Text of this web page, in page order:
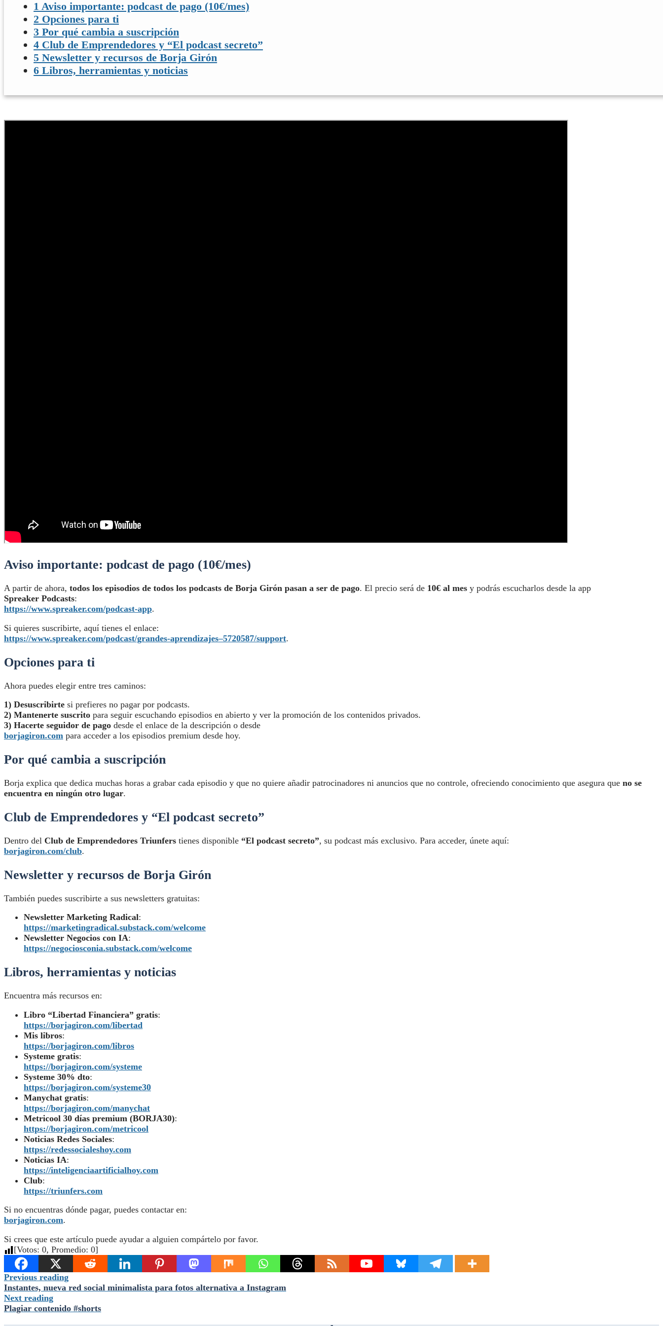
1 Aviso importante: podcast de pago (10€/mes)
2 Opciones para ti
3 Por qué cambia a suscripción
4 Club de Emprendedores y “El podcast secreto”
5 Newsletter y recursos de Borja Girón
6 Libros, herramientas y noticias
Aviso importante: podcast de pago (10€/mes)
A partir de ahora, todos los episodios de todos los podcasts de Borja Girón pasan a ser de pago. El precio será de 10€ al mes y podrás escucharlos desde la app
Spreaker Podcasts:
https://www.spreaker.com/podcast-app.
Si quieres suscribirte, aquí tienes el enlace:
https://www.spreaker.com/podcast/grandes-aprendizajes–5720587/support.
Opciones para ti
Ahora puedes elegir entre tres caminos:
1) Desuscribirte si prefieres no pagar por podcasts.
2) Mantenerte suscrito para seguir escuchando episodios en abierto y ver la promoción de los contenidos privados.
3) Hacerte seguidor de pago desde el enlace de la descripción o desde
borjagiron.com para acceder a los episodios premium desde hoy.
Por qué cambia a suscripción
Borja explica que dedica muchas horas a grabar cada episodio y que no quiere añadir patrocinadores ni anuncios que no controle, ofreciendo conocimiento que asegura que no se
encuentra en ningún otro lugar.
Club de Emprendedores y “El podcast secreto”
Dentro del Club de Emprendedores Triunfers tienes disponible “El podcast secreto”, su podcast más exclusivo. Para acceder, únete aquí:
borjagiron.com/club.
Newsletter y recursos de Borja Girón
También puedes suscribirte a sus newsletters gratuitas:
Newsletter Marketing Radical:
https://marketingradical.substack.com/welcome
Newsletter Negocios con IA:
https://negociosconia.substack.com/welcome
Libros, herramientas y noticias
Encuentra más recursos en:
Libro “Libertad Financiera” gratis:
https://borjagiron.com/libertad
Mis libros:
https://borjagiron.com/libros
Systeme gratis:
https://borjagiron.com/systeme
Systeme 30% dto:
https://borjagiron.com/systeme30
Manychat gratis:
https://borjagiron.com/manychat
Metricool 30 días premium (BORJA30):
https://borjagiron.com/metricool
Noticias Redes Sociales:
https://redessocialeshoy.com
Noticias IA:
https://inteligenciaartificialhoy.com
Club:
https://triunfers.com
Si no encuentras dónde pagar, puedes contactar en:
borjagiron.com.
Si crees que este artículo puede ayudar a alguien compártelo por favor.
[Votos: 0, Promedio: 0]
Previous reading
Instantes, nueva red social minimalista para fotos alternativa a Instagram
Next reading
Plagiar contenido #shorts